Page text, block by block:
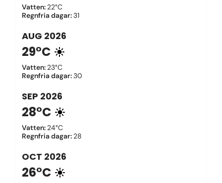
Vatten: 22°C
Regnfria dagar:31
AUG 2026
29°C
Vatten: 23°C
Regnfria dagar:30
SEP 2026
28°C
Vatten: 24°C
Regnfria dagar: 28
OCT 2026
26°C